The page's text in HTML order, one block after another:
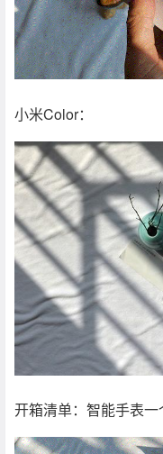
小米Color：
开箱清单：智能手表一